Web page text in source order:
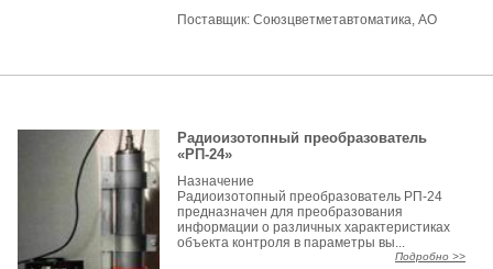
Поставщик:Союзцветметавтоматика, АО
Радиоизотопный преобразователь
«РП-24»
Назначение
Радиоизотопный преобразователь РП-24
предназначен для преобразования
информации о различных характеристиках
объекта контроля в параметры вы...
Подробно >>